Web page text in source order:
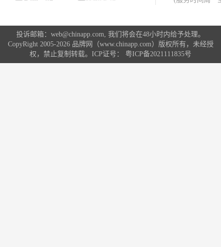
投诉邮箱：web@chinapp.com, 我们将会在48小时内给予处理。
CopyRight 2005-2026 品牌网（www.chinapp.com）版权所有，未经授
权，禁止复制转载。ICP证号： 粤ICP备2021111835号